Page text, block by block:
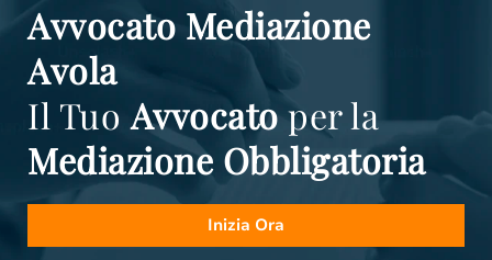
Avvocato Mediazione
Avola
Il TuoAvvocatoper la
Mediazione Obbligatoria
Inizia Ora